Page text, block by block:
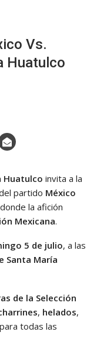
Vs.
Huatulco
Huatulco invita a la
partido México
la afición
Mexicana.
5 de julio, a las
Santa María
de la Selección
, helados,
todas las